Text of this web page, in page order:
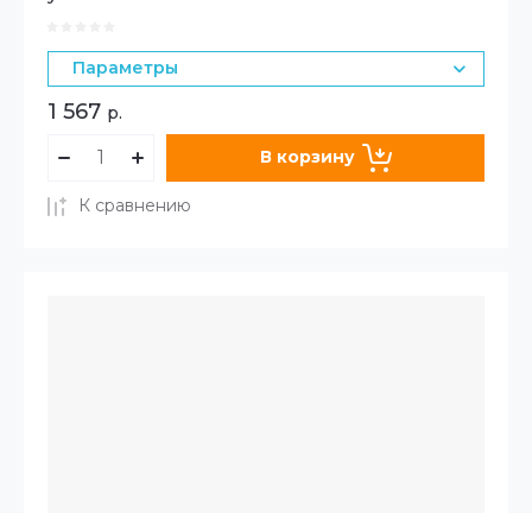
Параметры
1 567 р.
В корзину
К сравнению